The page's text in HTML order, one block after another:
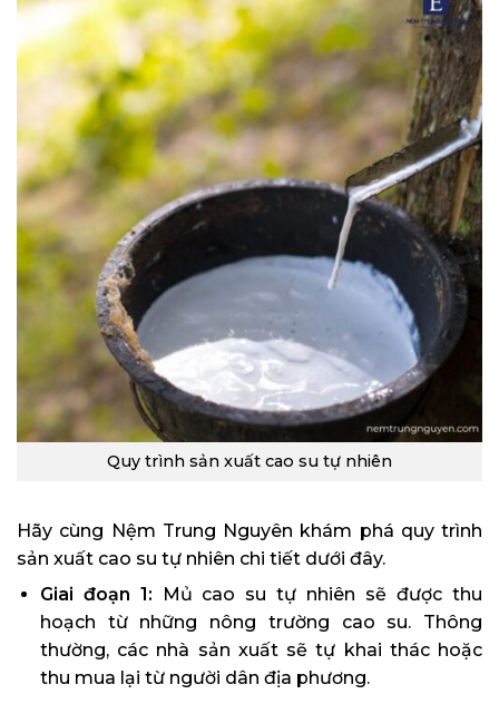
Quy trình sản xuất cao su tự nhiên
Hãy cùng Nệm Trung Nguyên khám phá quy trình
sản xuất cao su tự nhiên chi tiết dưới đây.
Giai đoạn 1: Mủ cao su tự nhiên sẽ được thu
hoạch từ những nông trường cao su. Thông
thường, các nhà sản xuất sẽ tự khai thác hoặc
thu mua lại từ người dân địa phương.